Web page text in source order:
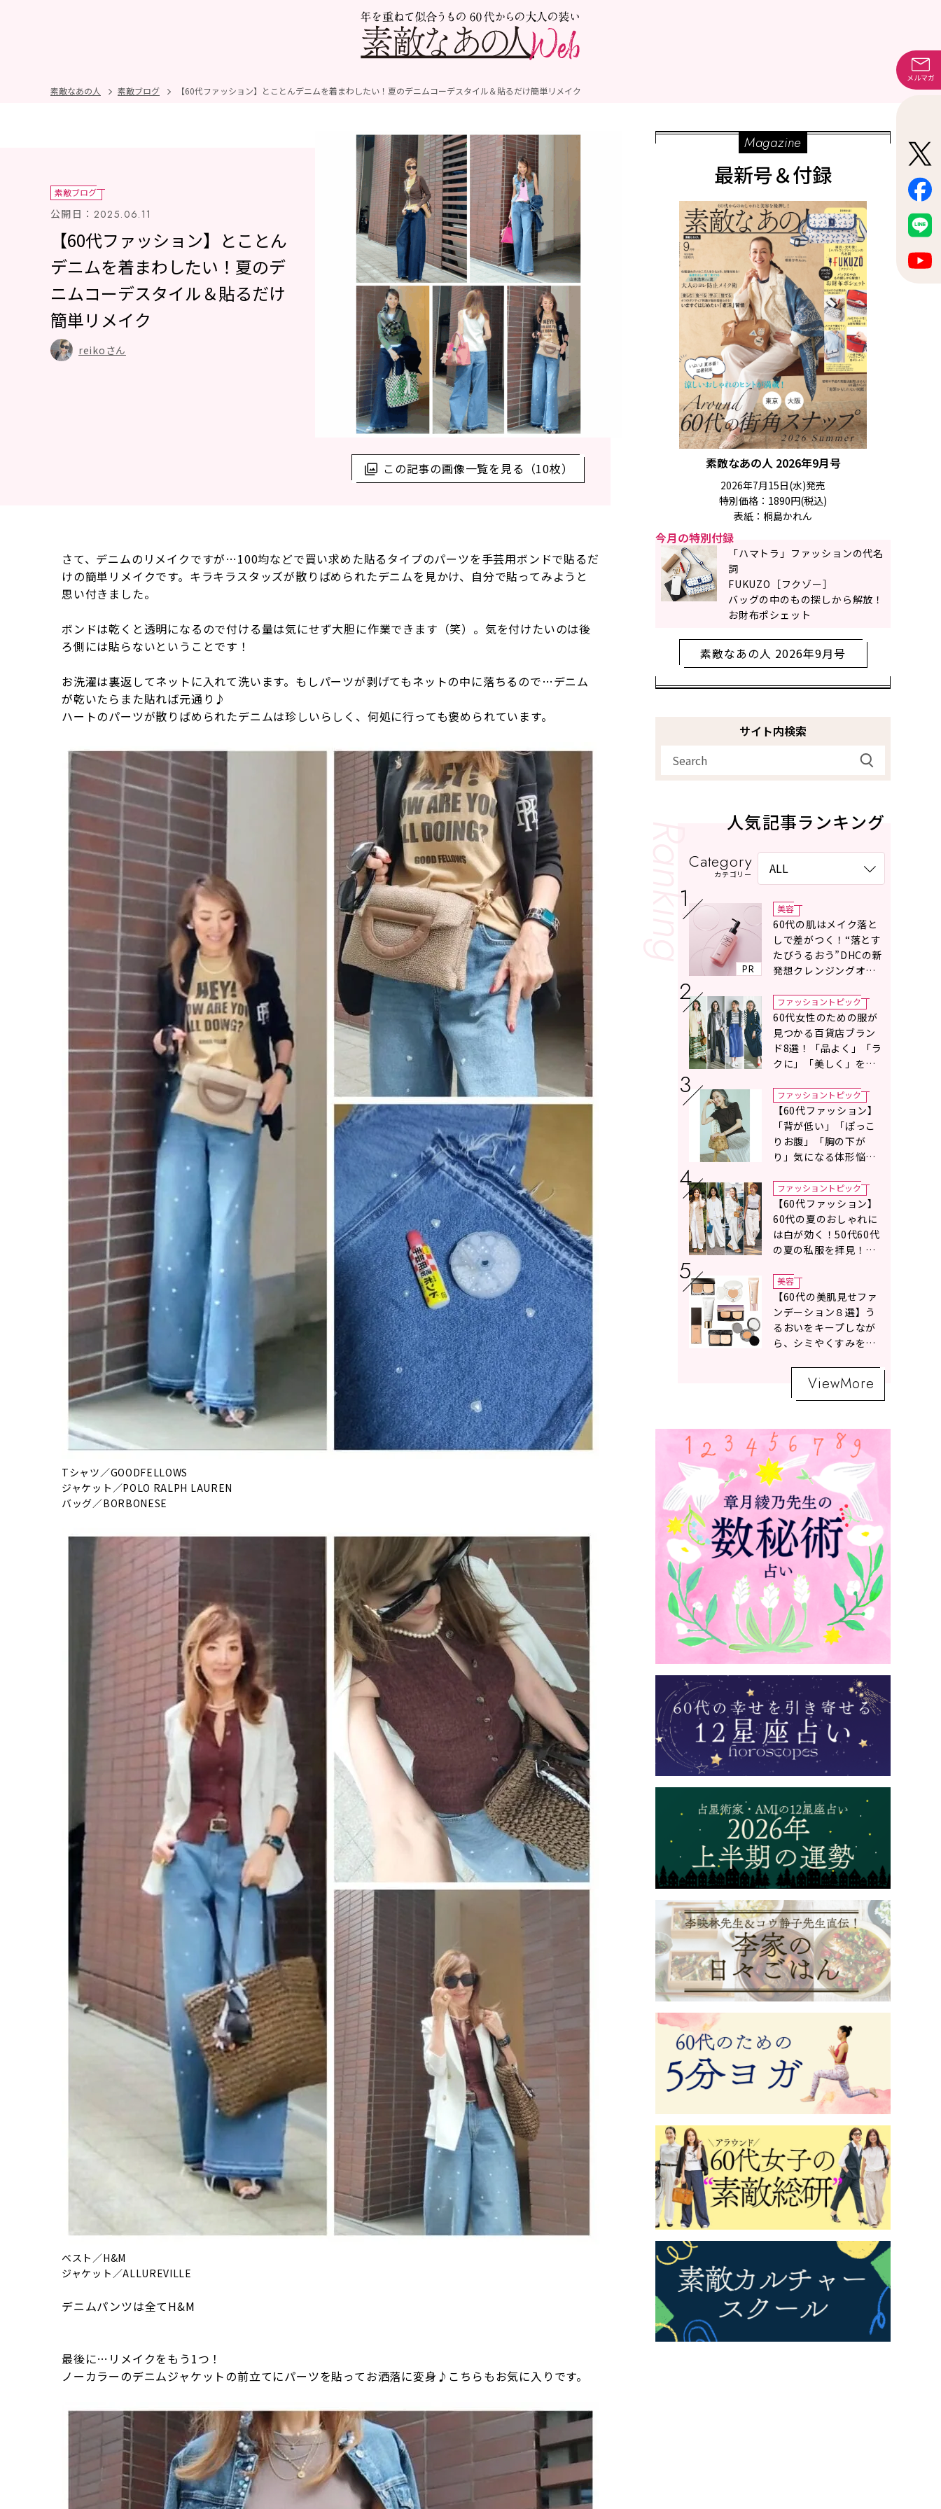
素敵なあの人 素敵ブログ 【60代ファッション】とことんデニムを着まわしたい！夏のデニムコーデスタイル＆貼るだけ簡単リメイク
この記事の画像一覧を見る（10枚）
素敵ブログ
公開日： 2025.06.11
【60代ファッション】とことん
デニムを着まわしたい！夏のデ
ニムコーデスタイル＆貼るだけ
簡単リメイク
reikoさん
さて、デニムのリメイクですが…100均などで買い求めた貼るタイプのパーツを手芸用ボンドで貼るだ
けの簡単リメイクです。キラキラスタッズが散りばめられたデニムを見かけ、自分で貼ってみようと
思い付きました。
ボンドは乾くと透明になるので付ける量は気にせず大胆に作業できます（笑）。気を付けたいのは後
ろ側には貼らないということです！
お洗濯は裏返してネットに入れて洗います。もしパーツが剥げてもネットの中に落ちるので…デニム
が乾いたらまた貼れば元通り♪
ハートのパーツが散りばめられたデニムは珍しいらしく、何処に行っても褒められています。
Tシャツ／GOODFELLOWS
ジャケット／POLO RALPH LAUREN
バッグ／BORBONESE
ベスト／H&M
ジャケット／ALLUREVILLE
デニムパンツは全てH&M
最後に…リメイクをもう1つ！
ノーカラーのデニムジャケットの前立てにパーツを貼ってお洒落に変身♪こちらもお気に入りです。
Magazine
最新号＆付録
素敵なあの人 2026年9月号
2026年7月15日(水)発売
特別価格：1890円(税込)
表紙：桐島かれん
今月の特別付録
「ハマトラ」ファッションの代名
詞
FUKUZO［フクゾー］
バッグの中のもの探しから解放！
お財布ポシェット
素敵なあの人 2026年9月号
サイト内検索
人気記事ランキング
Category
カテゴリー
PR
美容
60代の肌はメイク落と
しで差がつく！“落とす
たびうるおう”DHCの新
発想クレンジングオイ
ファッショントピック
60代女性のための服が
見つかる百貨店ブラン
ド8選！「品よく」「ラ
クに」「美しく」を叶
ファッショントピック
【60代ファッション】
「背が低い」「ぽっこ
りお腹」「胸の下が
り」気になる体形悩み
の選び方〉をスタイリ
スト地曳いく子さんが
アドバイス！
ファッショントピック
【60代ファッション】
60代の夏のおしゃれに
は白が効く！50代60代
の夏の私服を拝見！白
の魔術】
美容
【60代の美肌見せファ
ンデーション８選】う
るおいをキープしなが
ら、シミやくすみをナ
ViewMore
メルマガ